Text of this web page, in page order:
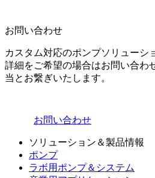
お問い合わせ
カスタム対応のポンプソリューシ
詳細をご希望の場合はお問い合わ
当とお繋ぎいたします。
お問い合わせ
ソリューション＆製品情報
ポンプ
ラボ用ポンプ＆システム